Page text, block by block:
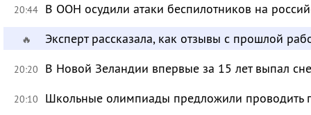
20:44 В ООН осудили атаки беспилотников на
🔥 Эксперт рассказала, как отзывы с прошлой
20:20 В Новой Зеландии впервые за 15 лет выпал
20:10 Школьные олимпиады предложили проводить